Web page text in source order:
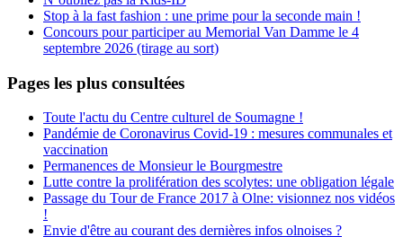
Stop à la fast fashion : une prime pour la seconde main !
Concours pour participer au Memorial Van Damme le 4
septembre 2026 (tirage au sort)
Pages les plus consultées
Toute l'actu du Centre culturel de Soumagne !
Pandémie de Coronavirus Covid-19 : mesures communales et
vaccination
Permanences de Monsieur le Bourgmestre
Lutte contre la prolifération des scolytes: une obligation légale
Passage du Tour de France 2017 à Olne: visionnez nos vidéos
!
Envie d'être au courant des dernières infos olnoises ?